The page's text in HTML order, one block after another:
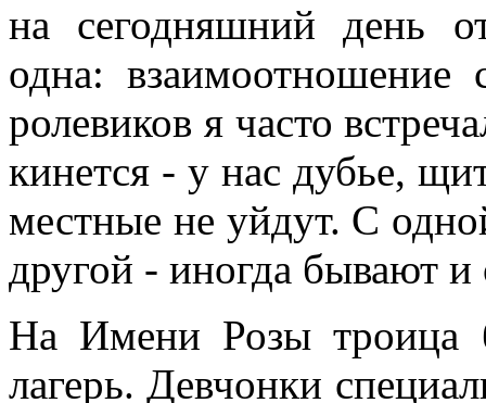
на сегодняшний день
одна:
ролевиков я часто
кинется - у нас дубье,
местные не уйдут. С
другой - иногда бывают
На Имени Розы троица
лагерь. Девчонки